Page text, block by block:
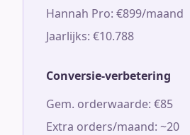
Hannah Pro: €899/maand
Jaarlijks: €10.788
Conversie-verbetering
Gem. orderwaarde: €85
Extra orders/maand: ~20